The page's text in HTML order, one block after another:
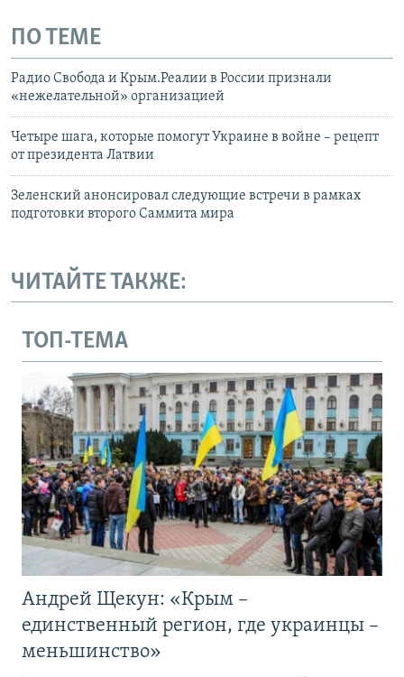
ПО ТЕМЕ
Радио Свобода и Крым.Реалии в России признали
«нежелательной» организацией
Четыре шага, которые помогут Украине в войне – рецепт
от президента Латвии
Зеленский анонсировал следующие встречи в рамках
подготовки второго Саммита мира
ЧИТАЙТЕ ТАКЖЕ:
ТОП-ТЕМА
Андрей Щекун: «Крым –
единственный регион, где украинцы –
меньшинство»